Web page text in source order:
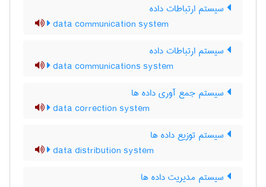
سیستم ارتباطات داده
data communication system
سیستم ارتباطات داده
data communications system
سیستم جمع آوری داده ها
data correction system
سیستم توزیع داده ها
data distribution system
سیستم مدیریت داده ها